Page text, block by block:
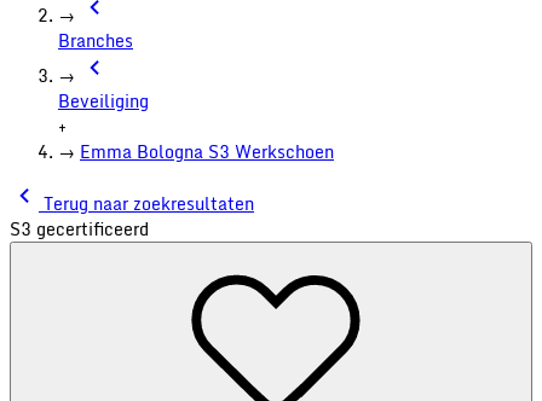
→
Branches
→
Beveiliging
+
→ Emma Bologna S3 Werkschoen
Terug naar zoekresultaten
S3 gecertificeerd